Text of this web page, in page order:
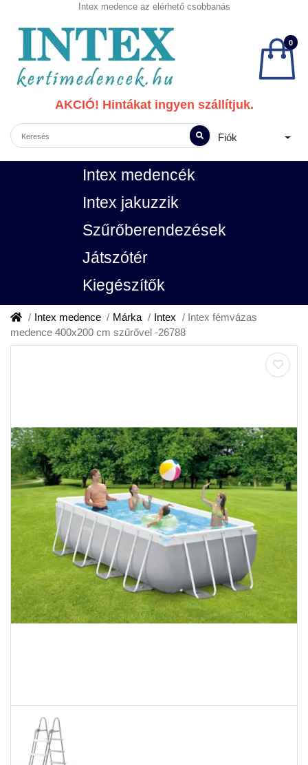
Intex medence az elérhető csobbanás
0
AKCIÓ! Hintákat ingyen szállítjuk.
Fiók
Intex medencék
Intex jakuzzik
Szűrőberendezések
Játszótér
Kiegészítők
Intex medence Márka Intex
Intex fémvázas
medence 400x200 cm szűrővel -26788